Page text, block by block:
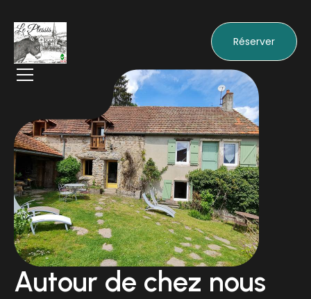
Réserver
Autour de chez nous